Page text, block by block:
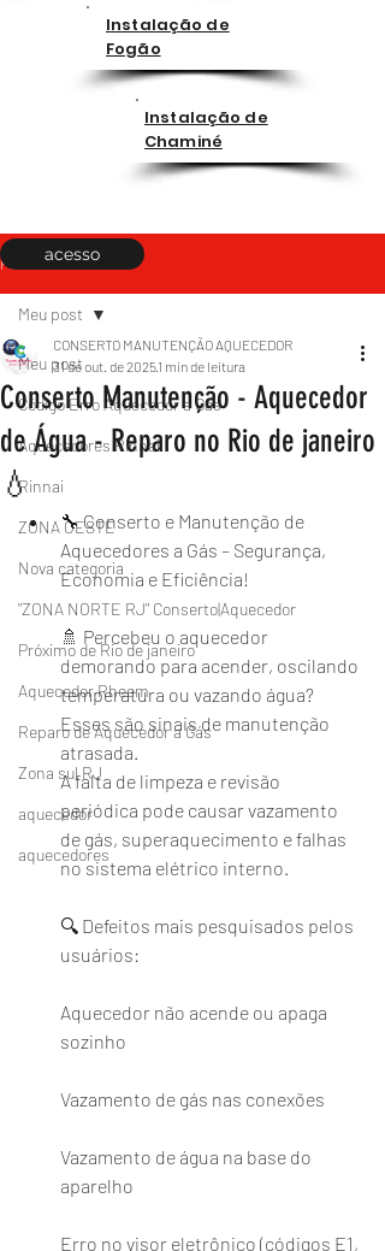
Instalação de
Fogão
Instalação de
Chaminé
Post
Meu post
Código Erro Aquecedor a Gás
Aquecedores Rinnai
Rinnai
ZONA OESTE
Nova categoria
"ZONA NORTE RJ" Conserto|Aquecedor
Próximo de Rio de janeiro
Aquecedor Rheem
Reparo de Aquecedor a Gás
Zona sul RJ
aquecedor
aquecedores
Meu post
Conserto Manutenção - Aquecedor
de Água - Reparo no Rio de janeiro
💧
CONSERTO MANUTENÇÃO AQUECEDOR
31 de out. de 20251 min de leitura
🔧 Conserto e Manutenção de
Aquecedores a Gás – Segurança,
Economia e Eficiência!
🚿 Percebeu o aquecedor
demorando para acender, oscilando
temperatura ou vazando água?
Esses são sinais de manutenção
atrasada.
A falta de limpeza e revisão
periódica pode causar vazamento
de gás, superaquecimento e falhas
no sistema elétrico interno.
🔍 Defeitos mais pesquisados pelos
usuários:
Aquecedor não acende ou apaga
sozinho
Vazamento de gás nas conexões
Vazamento de água na base do
aparelho
Erro no visor eletrônico (códigos E1,
acesso